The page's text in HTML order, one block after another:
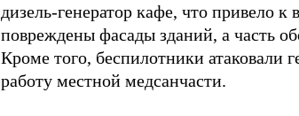
дизель-генератор кафе, что привело
повреждены фасады зданий, а часть
Кроме того, беспилотники атаковали
работу местной медсанчасти.